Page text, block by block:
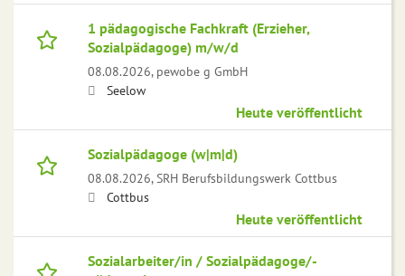
1 pädagogische Fachkraft (Erzieher,
Sozialpädagoge) m/w/d
08.08.2026, pewobe g GmbH
Seelow
Heute veröffentlicht
Sozialpädagoge (w|m|d)
08.08.2026,SRH Berufsbildungswerk Cottbus
Cottbus
Heute veröffentlicht
Sozialarbeiter/in / Sozialpädagoge/-